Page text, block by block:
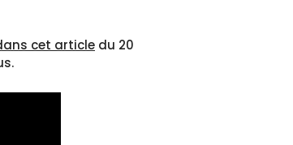
cet article du 20